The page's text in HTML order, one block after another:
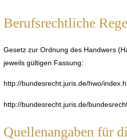
Berufsrechtliche
Gesetz zur Ordnung des Handwers
jeweils gültigen Fassung:
http://bundesrecht.juris.de/hwo/
http://bundesrecht.juris.de/
Quellenangaben für